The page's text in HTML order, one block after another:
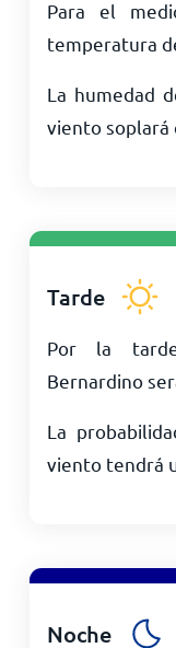
Para el
temperatura
La humedad
viento soplará
Tarde
Por la
Bernardino
La
viento tendrá
Noche